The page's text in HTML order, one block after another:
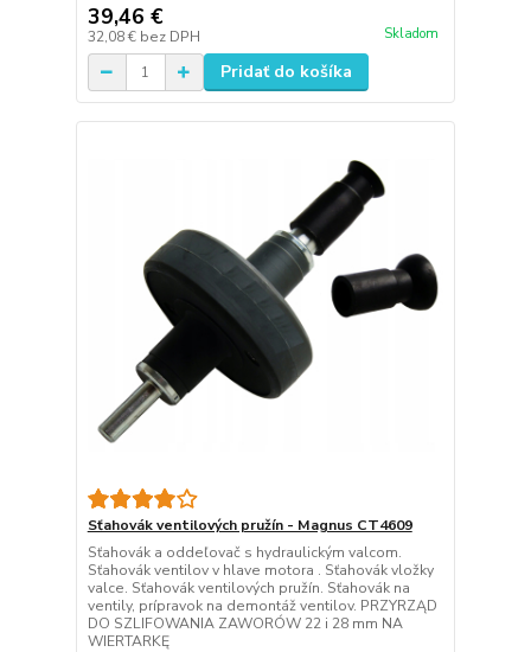
39,46 €
32,08 € bez DPH Skladom
Pridať do košíka
Sťahovák ventilových pružín - Magnus CT4609
Sťahovák a oddeľovač s hydraulickým valcom.
Sťahovák ventilov v hlave motora . Sťahovák vložky
valce. Sťahovák ventilových pružín. Sťahovák na
ventily, prípravok na demontáž ventilov. PRZYRZĄD
DO SZLIFOWANIA ZAWORÓW 22 i 28 mm NA
WIERTARKĘ